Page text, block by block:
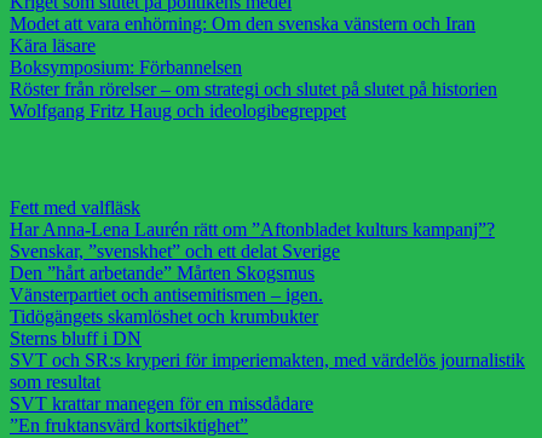
Modet att vara enhörning: Om den svenska vänstern och Iran
Kära läsare
Boksymposium: Förbannelsen
Röster från rörelser – om strategi och slutet på slutet på historien
Wolfgang Fritz Haug och ideologibegreppet
Fett med valfläsk
Har Anna-Lena Laurén rätt om ”Aftonbladet kulturs kampanj”?
Svenskar, ”svenskhet” och ett delat Sverige
Den ”hårt arbetande” Mårten Skogsmus
Vänsterpartiet och antisemitismen – igen.
Tidögängets skamlöshet och krumbukter
Sterns bluff i DN
SVT och SR:s kryperi för imperiemakten, med värdelös journalistik
som resultat
SVT krattar manegen för en missdådare
”En fruktansvärd kortsiktighet”